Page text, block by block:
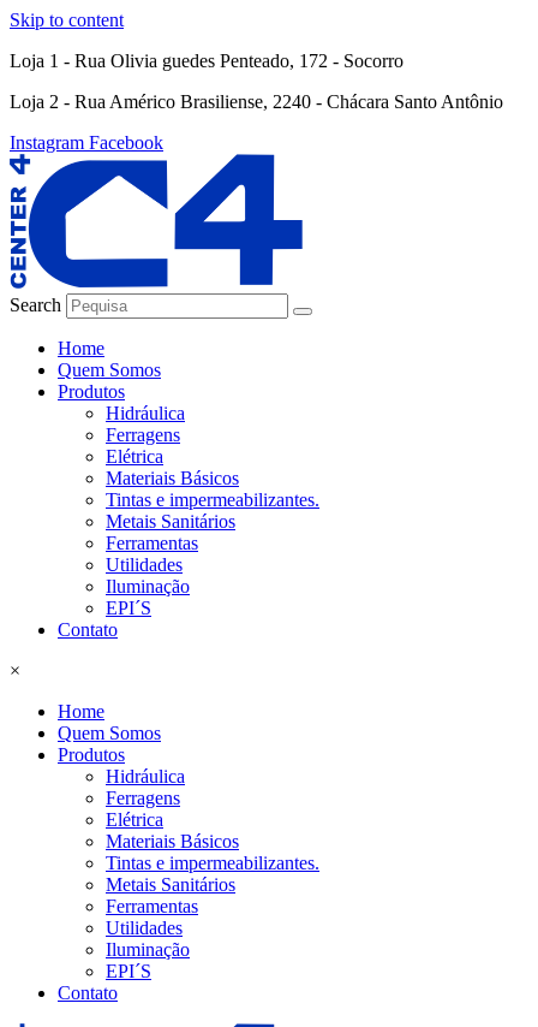
Skip to content
Loja 1 - Rua Olivia guedes Penteado, 172 - Socorro
Loja 2 - Rua Américo Brasiliense, 2240 - Chácara Santo Antônio
Instagram Facebook
Search
Home
Quem Somos
Produtos
Hidráulica
Ferragens
Elétrica
Materiais Básicos
Tintas e impermeabilizantes.
Metais Sanitários
Ferramentas
Utilidades
Iluminação
EPI´S
Contato
×
Home
Quem Somos
Produtos
Hidráulica
Ferragens
Elétrica
Materiais Básicos
Tintas e impermeabilizantes.
Metais Sanitários
Ferramentas
Utilidades
Iluminação
EPI´S
Contato